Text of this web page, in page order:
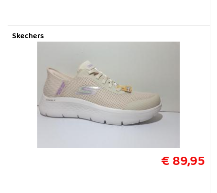
Skechers
€ 89,95